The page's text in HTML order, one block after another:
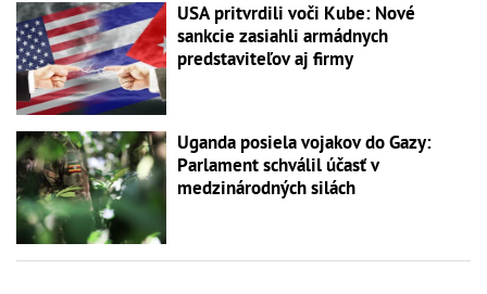
USA pritvrdili voči Kube: Nové
sankcie zasiahli armádnych
predstaviteľov aj firmy
Uganda posiela vojakov do Gazy:
Parlament schválil účasť v
medzinárodných silách